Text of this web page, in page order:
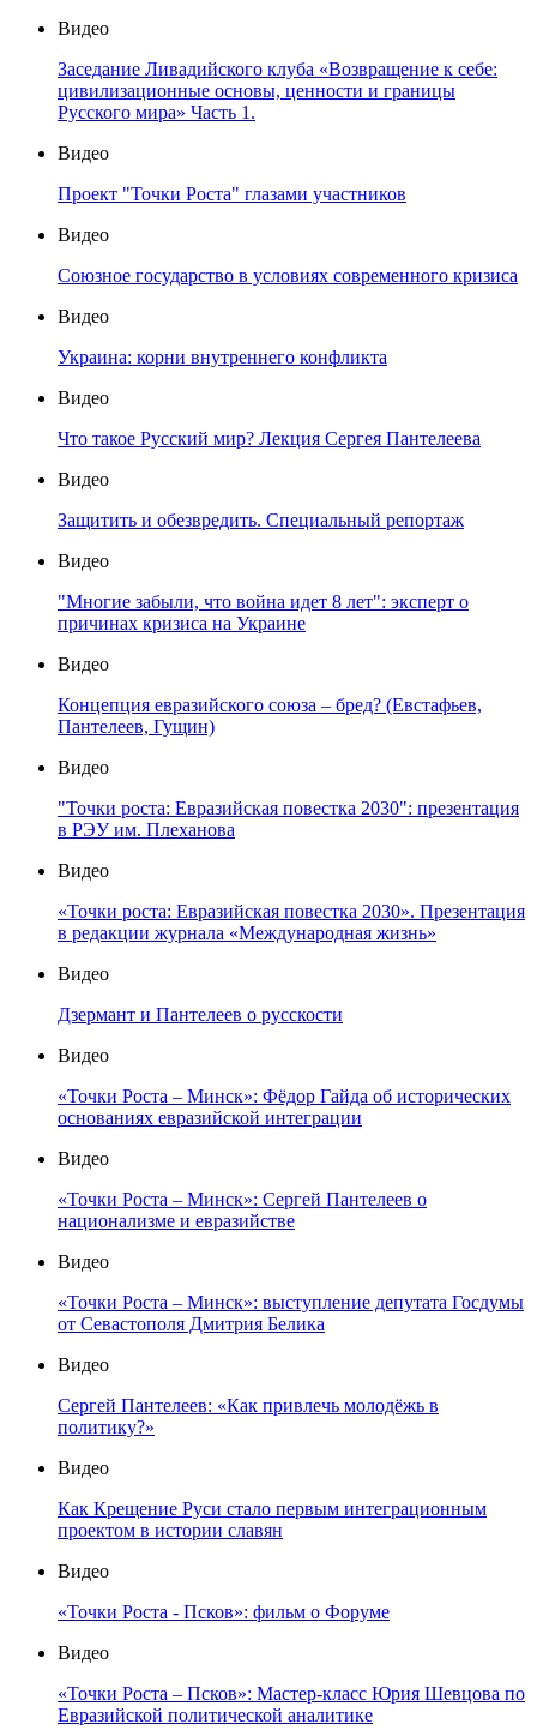
Видео
Заседание Ливадийского клуба «Возвращение к себе:
цивилизационные основы, ценности и границы
Русского мира» Часть 1.
Видео
Проект "Точки Роста" глазами участников
Видео
Союзное государство в условиях современного кризиса
Видео
Украина: корни внутреннего конфликта
Видео
Что такое Русский мир? Лекция Сергея Пантелеева
Видео
Защитить и обезвредить. Специальный репортаж
Видео
"Многие забыли, что война идет 8 лет": эксперт о
причинах кризиса на Украине
Видео
Концепция евразийского союза – бред? (Евстафьев,
Пантелеев, Гущин)
Видео
"Точки роста: Евразийская повестка 2030": презентация
в РЭУ им. Плеханова
Видео
«Точки роста: Евразийская повестка 2030». Презентация
в редакции журнала «Международная жизнь»
Видео
Дзермант и Пантелеев о русскости
Видео
«Точки Роста – Минск»: Фёдор Гайда об исторических
основаниях евразийской интеграции
Видео
«Точки Роста – Минск»: Сергей Пантелеев о
национализме и евразийстве
Видео
«Точки Роста – Минск»: выступление депутата Госдумы
от Севастополя Дмитрия Белика
Видео
Сергей Пантелеев: «Как привлечь молодёжь в
политику?»
Видео
Как Крещение Руси стало первым интеграционным
проектом в истории славян
Видео
«Точки Роста - Псков»: фильм о Форуме
Видео
«Точки Роста – Псков»: Мастер-класс Юрия Шевцова по
Евразийской политической аналитике